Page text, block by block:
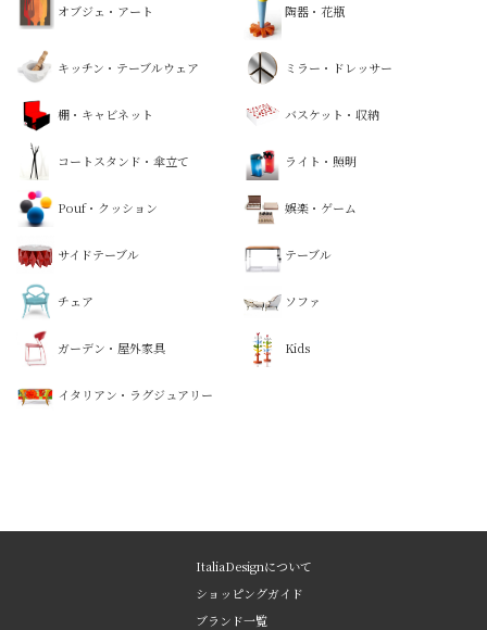
オブジェ・アート 陶器・花瓶
キッチン・テーブルウェア ミラー・ドレッサー
棚・キャビネット バスケット・収納
コートスタンド・傘立て ライト・照明
Pouf・クッション 娯楽・ゲーム
サイドテーブル テーブル
チェア ソファ
ガーデン・屋外家具 Kids
イタリアン・ラグジュアリー
ItaliaDesignについて
ショッピングガイド
ブランド一覧